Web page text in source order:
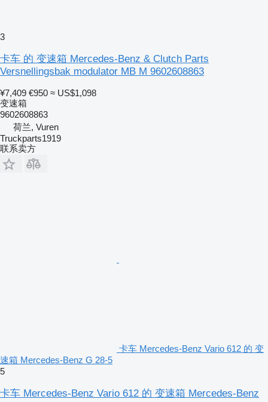
3
卡车 的 变速箱 Mercedes-Benz & Clutch Parts
Versnellingsbak modulator MB M 9602608863
¥7,409 €950 ≈ US$1,098
变速箱
9602608863
荷兰, Vuren
Truckparts1919
联系卖方
卡车 Mercedes-Benz Vario 612 的 变
速箱 Mercedes-Benz G 28-5
5
卡车 Mercedes-Benz Vario 612 的 变速箱 Mercedes-Benz